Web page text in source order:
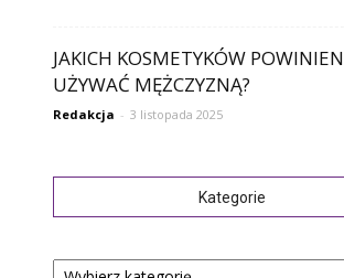
JAKICH KOSMETYKÓW POWINIEN
UŻYWAĆ MĘŻCZYZNĄ?
Redakcja - 3 listopada 2025
Kategorie
Kategorie